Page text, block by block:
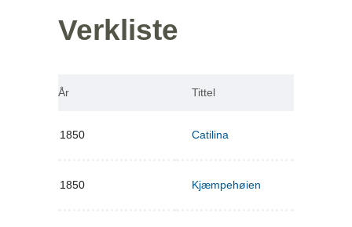
Verkliste
År Tittel
1850 Catilina
1850 Kjæmpehøien